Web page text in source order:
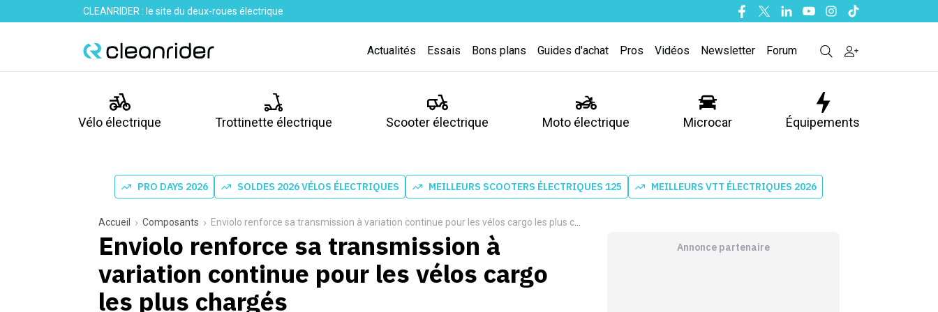
CLEANRIDER : le site du deux-roues électrique Facebook
TwitterLinkedinYoutubeInstagram
Tiktok
Actualités Essais Bons plans Guides d'achat Pros Vidéos Newsletter Forum
Vélo électrique Trottinette électrique Scooter électrique Moto électrique Microcar Équipements
PRO DAYS 2026 SOLDES 2026 VÉLOS ÉLECTRIQUES MEILLEURS SCOOTERS ÉLECTRIQUES 125 MEILLEURS VTT ÉLECTRIQUES 2026
Accueil Composants Enviolo renforce sa transmission à variation continue pour les vélos cargo les plus chargés
Enviolo renforce sa transmission à
variation continue pour les vélos cargo
les plus chargés
Annonce partenaire